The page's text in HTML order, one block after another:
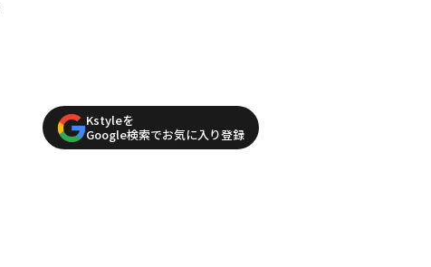
Kstyleを
Google検索でお気に入り登録